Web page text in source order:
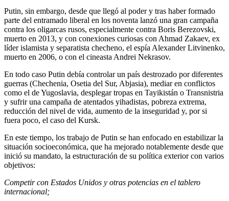
Putin, sin embargo, desde que llegó al poder y tras haber formado
parte del entramado liberal en los noventa lanzó una gran campaña
contra los oligarcas rusos, especialmente contra Boris Berezovski,
muerto en 2013, y con conexiones curiosas con Ahmad Zakaev, ex
líder islamista y separatista checheno, el espía Alexander Litvinenko,
muerto en 2006, o con el cineasta Andrei Nekrasov.
En todo caso Putin debía controlar un país destrozado por diferentes
guerras (Chechenia, Osetia del Sur, Abjasia), mediar en conflictos
como el de Yugoslavia, desplegar tropas en Tayikistán o Transnistria
y sufrir una campaña de atentados yihadistas, pobreza extrema,
reducción del nivel de vida, aumento de la inseguridad y, por si
fuera poco, el caso del Kursk.
En este tiempo, los trabajo de Putin se han enfocado en estabilizar la
situación socioeconómica, que ha mejorado notablemente desde que
inició su mandato, la estructuración de su política exterior con varios
objetivos:
Competir con Estados Unidos y otras potencias en el tablero
internacional;